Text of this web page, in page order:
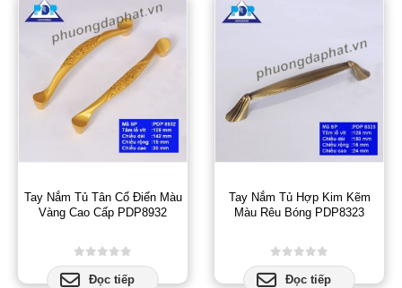
Tay Nắm Tủ Tân Cổ Điển Màu
Vàng Cao Cấp PDP8932
0out of 5
Đọc tiếp
Tay Nắm Tủ Hợp Kim Kẽm
Màu Rêu Bóng PDP8323
0out of 5
Đọc tiếp